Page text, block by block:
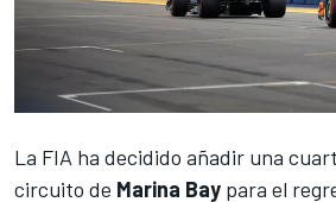
La FIA ha decidido añadir una
circuito de Marina Bay para el